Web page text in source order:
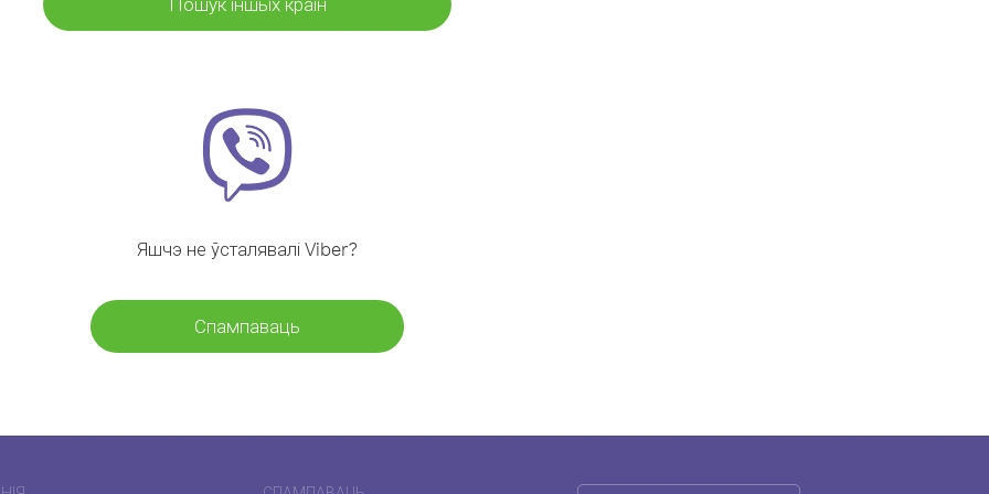
Яшчэ не ўсталявалі Viber?
Спампаваць